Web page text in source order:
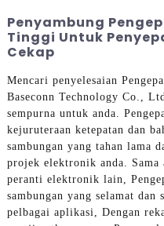
Penyambung
Tinggi Untuk
Cekap
Mencari penyelesaian
Baseconn Technology Co.,
sempurna untuk anda.
kejuruteraan ketepatan dan
sambungan yang tahan lama
projek elektronik anda. Sama
peranti elektronik lain,
sambungan yang selamat
pelbagai aplikasi, Dengan